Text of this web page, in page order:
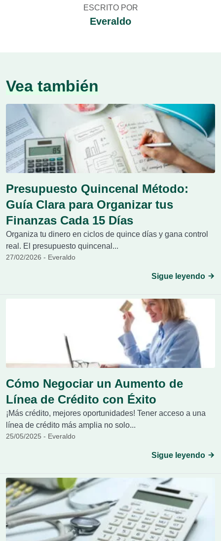
ESCRITO POR
Everaldo
Vea también
Presupuesto Quincenal Método:
Guía Clara para Organizar tus
Finanzas Cada 15 Días
Organiza tu dinero en ciclos de quince días y gana control
real. El presupuesto quincenal...
27/02/2026 - Everaldo
Sigue leyendo
Cómo Negociar un Aumento de
Línea de Crédito con Éxito
¡Más crédito, mejores oportunidades! Tener acceso a una
línea de crédito más amplia no solo...
25/05/2025 - Everaldo
Sigue leyendo